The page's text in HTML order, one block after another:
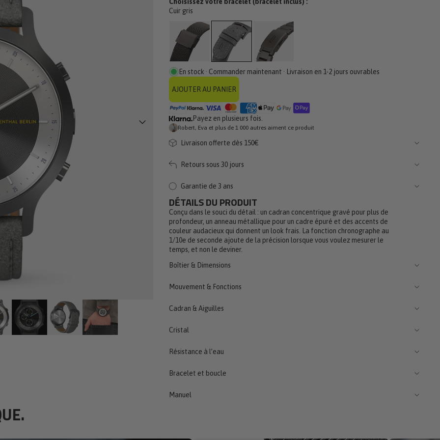
avis
Choisissez votre bracelet (bracelet inclus) :
Cuir gris
En stock · Commander maintenant · Livraison en 1-2 jours ouvrables
AJOUTER AU PANIER
Payez en plusieurs fois.
Robert, Eva et plus de 1 000 autres aiment ce produit
Livraison offerte dès 150€
Retours sous 30 jours
Garantie de 3 ans
DÉTAILS DU PRODUIT
Conçu dans le souci du détail : un cadran concentrique gravé pour plus de
profondeur, un anneau métallique pour un cadre épuré et des accents de
couleur audacieux qui donnent un look frais. La fonction chronographe au
1/10e de seconde ajoute de la précision lorsque vous voulez mesurer le
temps, et non le deviner.
Boîtier & Dimensions
Mouvement & Fonctions
Cadran & Aiguilles
Cristal
Résistance à l’eau
Bracelet et boucle
Manuel